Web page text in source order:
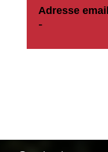
Adresse email
-